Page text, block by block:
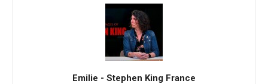
Emilie - Stephen King France